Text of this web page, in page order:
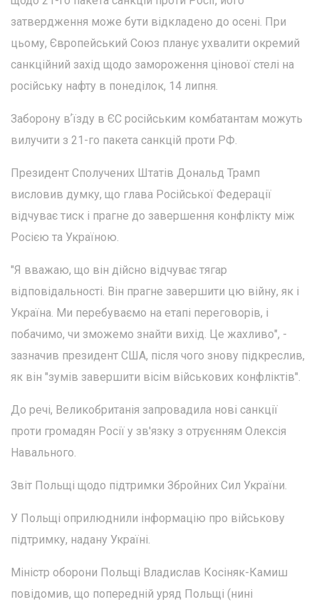
затвердження може бути відкладено до осені. При
цьому, Європейський Союз планує ухвалити окремий
санкційний захід щодо замороження цінової стелі на
російську нафту в понеділок, 14 липня.
Заборону вʼїзду в ЄС російським комбатантам можуть
вилучити з 21-го пакета санкцій проти РФ.
Президент Сполучених Штатів Дональд Трамп
висловив думку, що глава Російської Федерації
відчуває тиск і прагне до завершення конфлікту між
Росією та Україною.
"Я вважаю, що він дійсно відчуває тягар
відповідальності. Він прагне завершити цю війну, як і
Україна. Ми перебуваємо на етапі переговорів, і
побачимо, чи зможемо знайти вихід. Це жахливо", -
зазначив президент США, після чого знову підкреслив,
як він "зумів завершити вісім військових конфліктів".
До речі, Великобританія запровадила нові санкції
проти громадян Росії у зв'язку з отруєнням Олексія
Навального.
Звіт Польщі щодо підтримки Збройних Сил України.
У Польщі оприлюднили інформацію про військову
підтримку, надану Україні.
Міністр оборони Польщі Владислав Косіняк-Камиш
повідомив, що попередній уряд Польщі (нині